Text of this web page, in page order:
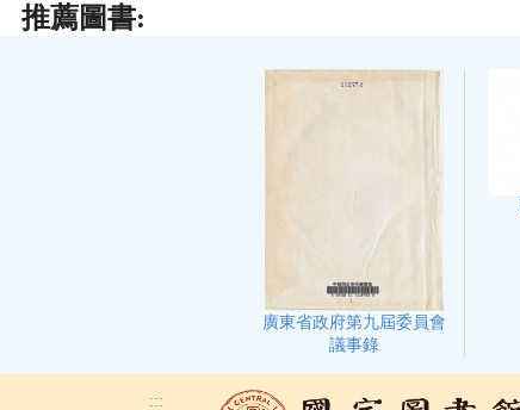
推薦圖書:
廣東省政府第九屆委員會
議事錄
:::